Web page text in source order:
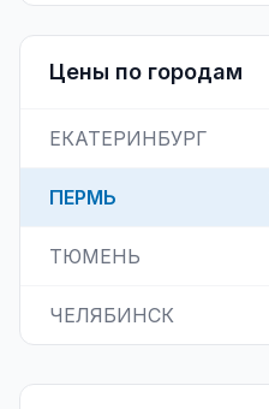
Цены по городам
ЕКАТЕРИНБУРГ
ПЕРМЬ
ТЮМЕНЬ
ЧЕЛЯБИНСК